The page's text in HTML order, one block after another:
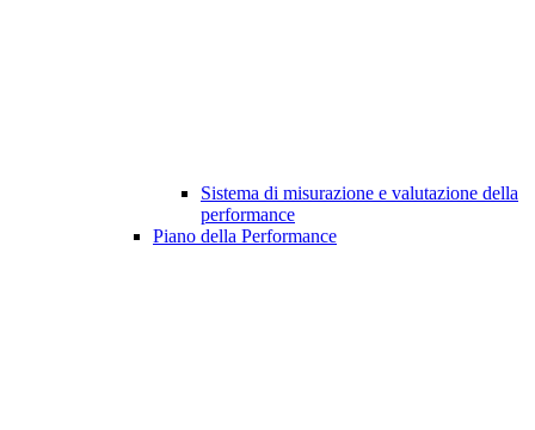
Sistema di misurazione e valutazione della
performance
Piano della Performance